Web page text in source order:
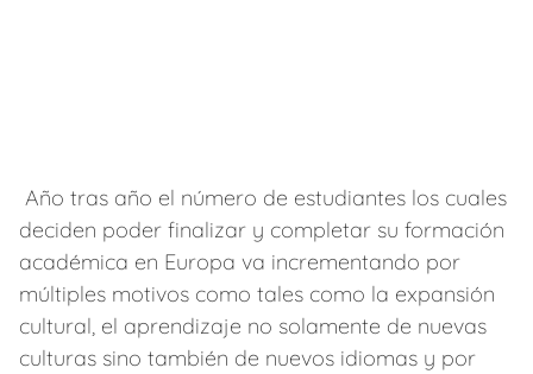
Año tras año el número de estudiantes los cuales
deciden poder finalizar y completar su formación
académica en Europa va incrementando por
múltiples motivos como tales como la expansión
cultural, el aprendizaje no solamente de nuevas
culturas sino también de nuevos idiomas y por